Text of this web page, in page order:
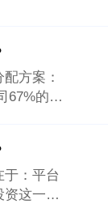
方案：
67%的股
以为所
的决策
这里边
：平台
这一个